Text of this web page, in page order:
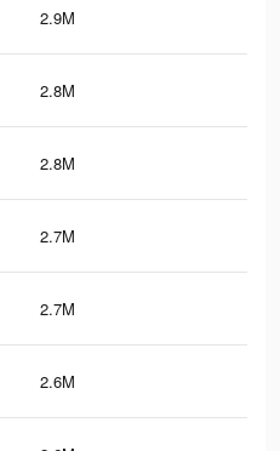
2.9M
2.8M
2.8M
2.7M
2.7M
2.6M